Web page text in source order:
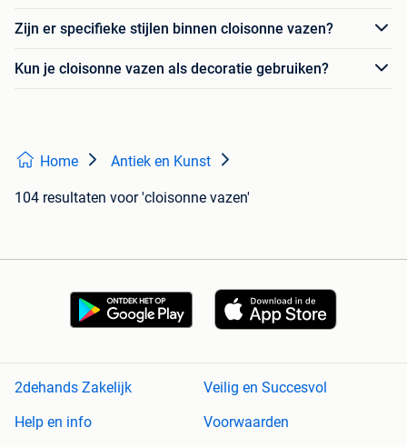
Zijn er specifieke stijlen binnen cloisonne vazen?
Kun je cloisonne vazen als decoratie gebruiken?
Home Antiek en Kunst
104 resultaten voor 'cloisonne vazen'
2dehands Zakelijk
Veilig en Succesvol
Help en info
Voorwaarden